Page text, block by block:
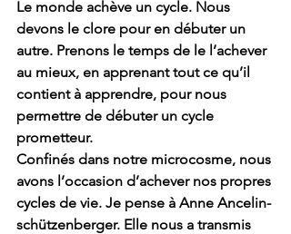
Le monde achève un cycle. Nous
devons le clore pour en débuter un
autre. Prenons le temps de le l’achever
au mieux, en apprenant tout ce qu’il
contient à apprendre, pour nous
permettre de débuter un cycle
prometteur.
Confinés dans notre microcosme, nous
avons l’occasion d’achever nos propres
cycles de vie. Je pense à Anne Ancelin-
schützenberger. Elle nous a transmis